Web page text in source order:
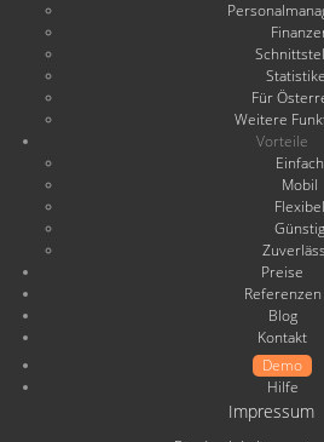
Für
Weitere
Vorteile
Einfach
Mobil
Flexibel
Günstig
Preise
Referenzen
Blog
Kontakt
Demo
Hilfe
Impressum